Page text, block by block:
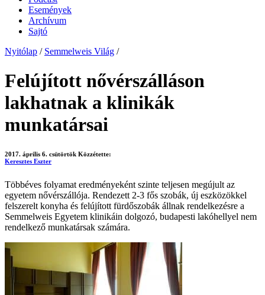
Események
Archívum
Sajtó
Nyitólap / Semmelweis Világ /
Felújított nővérszálláson
lakhatnak a klinikák
munkatársai
2017. április 6. csütörtök Közzétette:
Keresztes Eszter
Többéves folyamat eredményeként szinte teljesen megújult az
egyetem nővérszállója. Rendezett 2-3 fős szobák, új eszközökkel
felszerelt konyha és felújított fürdőszobák állnak rendelkezésre a
Semmelweis Egyetem klinikáin dolgozó, budapesti lakóhellyel nem
rendelkező munkatársak számára.